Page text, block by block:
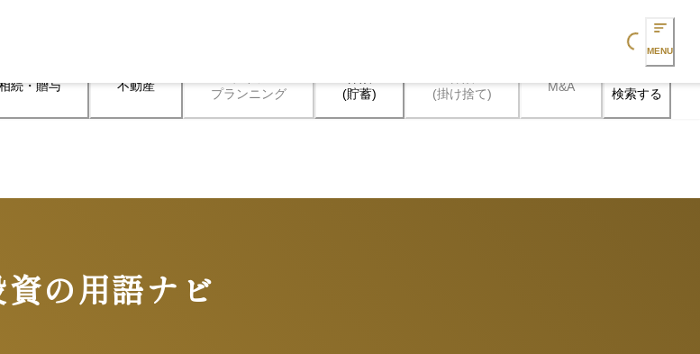
Loading...
MENU
続・贈与 不動産
プランニング
(貯蓄)
(掛け捨て)
M&A 検索する
資の用語ナビ